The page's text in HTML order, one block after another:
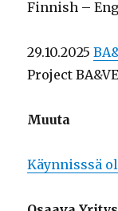
Finnish –
29.10.2025
Project
Muuta
Käynnisssä